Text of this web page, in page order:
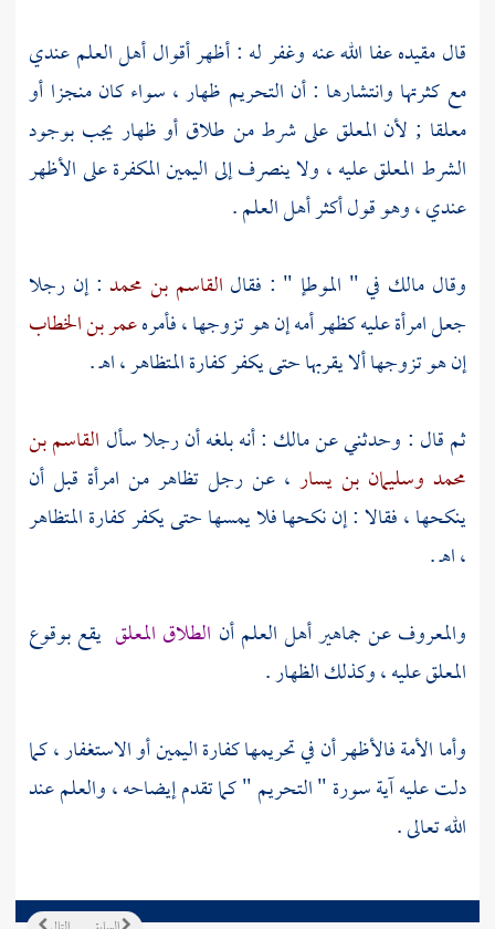
قال مقيده عفا الله عنه وغفر له : أظهر أقوال أهل العلم عندي
مع كثرتها وانتشارها : أن التحريم ظهار ، سواء كان منجزا أو
معلقا ; لأن المعلق على شرط من طلاق أو ظهار يجب بوجود
الشرط المعلق عليه ، ولا ينصرف إلى اليمين المكفرة على الأظهر
عندي ، وهو قول أكثر أهل العلم .
وقال مالك في " الموطإ " : فقال القاسم بن محمد : إن رجلا
جعل امرأة عليه كظهر أمه إن هو تزوجها ، فأمرهعمر بن الخطاب
إن هو تزوجها ألا يقربها حتى يكفر كفارة المتظاهر ، اهـ .
ثم قال : وحدثني عنمالك : أنه بلغه أن رجلا سأل القاسم بن
محمد وسليمان بن يسار ، عن رجل تظاهر من امرأة قبل أن
ينكحها ، فقالا : إن نكحها فلا يمسها حتى يكفر كفارة المتظاهر
، اهـ .
والمعروف عن جماهير أهل العلم أن الطلاق المعلق يقع بوقوع
المعلق عليه ، وكذلك الظهار .
وأما الأمة فالأظهر أن في تحريمها كفارة اليمين أو الاستغفار ، كما
دلت عليه آية سورة " التحريم " كما تقدم إيضاحه ، والعلم عند
الله تعالى .